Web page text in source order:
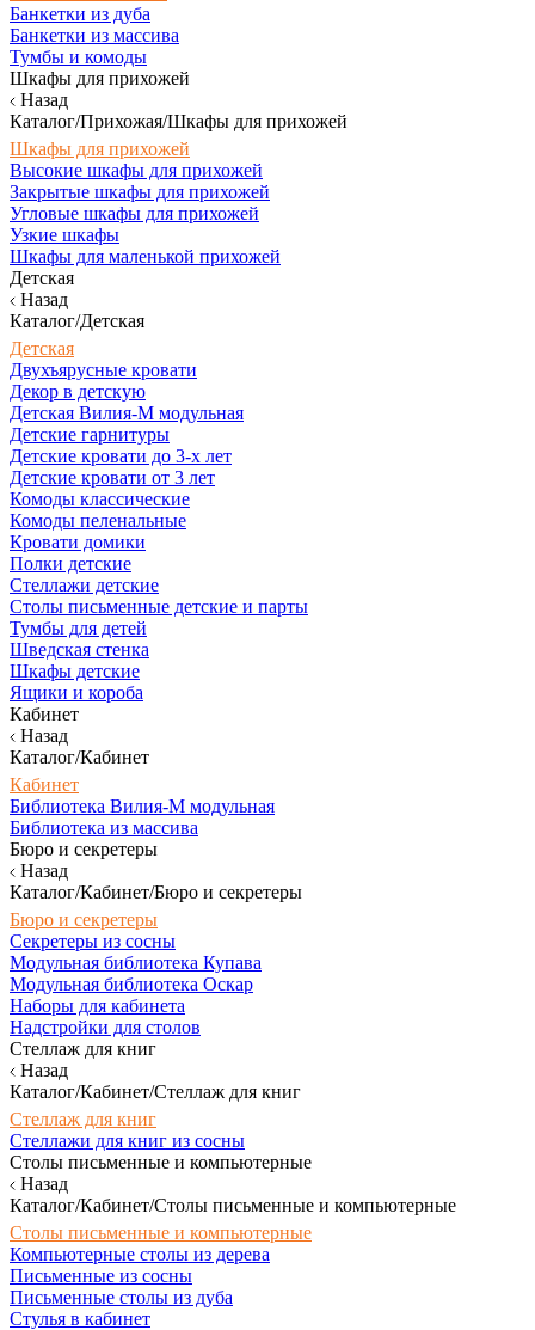
Банкетки из дуба
Банкетки из массива
Тумбы и комоды
Шкафы для прихожей
Назад
Каталог/Прихожая/Шкафы для прихожей
Шкафы для прихожей
Высокие шкафы для прихожей
Закрытые шкафы для прихожей
Угловые шкафы для прихожей
Узкие шкафы
Шкафы для маленькой прихожей
Детская
Назад
Каталог/Детская
Детская
Двухъярусные кровати
Декор в детскую
Детская Вилия-М модульная
Детские гарнитуры
Детские кровати до 3-х лет
Детские кровати от 3 лет
Комоды классические
Комоды пеленальные
Кровати домики
Полки детские
Стеллажи детские
Столы письменные детские и парты
Тумбы для детей
Шведская стенка
Шкафы детские
Ящики и короба
Кабинет
Назад
Каталог/Кабинет
Кабинет
Библиотека Вилия-М модульная
Библиотека из массива
Бюро и секретеры
Назад
Каталог/Кабинет/Бюро и секретеры
Бюро и секретеры
Секретеры из сосны
Модульная библиотека Купава
Модульная библиотека Оскар
Наборы для кабинета
Надстройки для столов
Стеллаж для книг
Назад
Каталог/Кабинет/Стеллаж для книг
Стеллаж для книг
Стеллажи для книг из сосны
Столы письменные и компьютерные
Назад
Каталог/Кабинет/Столы письменные и компьютерные
Столы письменные и компьютерные
Компьютерные столы из дерева
Письменные из сосны
Письменные столы из дуба
Стулья в кабинет